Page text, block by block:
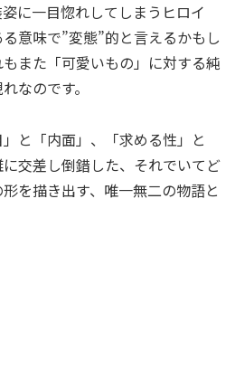
に一目惚れしてしまうヒロイ
意味で”変態”的と言えるかもし
また「可愛いもの」に対する純
なのです。
と「内面」、「求める性」と
に交差し倒錯した、それでいてど
を描き出す、唯一無二の物語と